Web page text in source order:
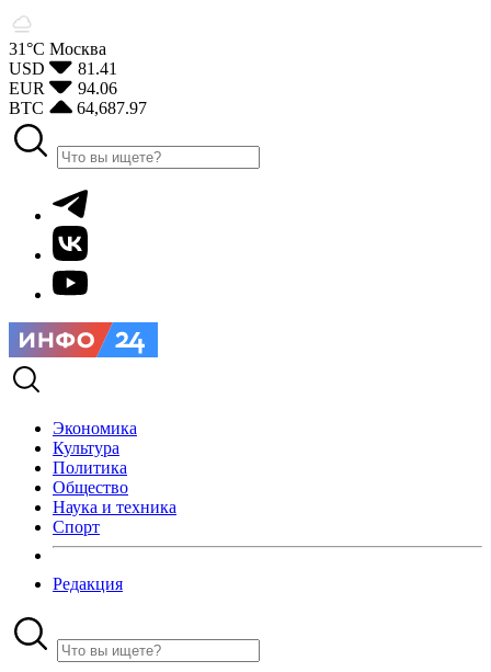
31°С Москва
USD
81.41
EUR
94.06
BTC
64,687.97
Экономика
Культура
Политика
Общество
Наука и техника
Спорт
Редакция